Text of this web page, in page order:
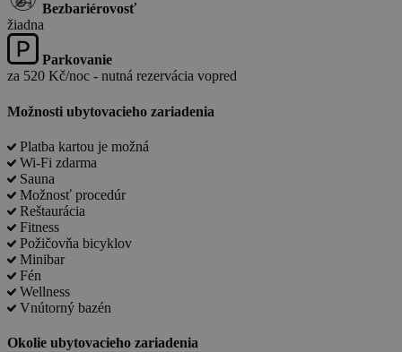
Bezbariérovosť
žiadna
Parkovanie
za 520 Kč/noc - nutná rezervácia vopred
Možnosti ubytovacieho zariadenia
Platba kartou je možná
Wi-Fi zdarma
Sauna
Možnosť procedúr
Reštaurácia
Fitness
Požičovňa bicyklov
Minibar
Fén
Wellness
Vnútorný bazén
Okolie ubytovacieho zariadenia